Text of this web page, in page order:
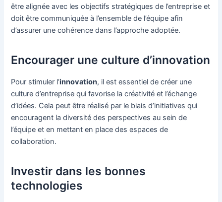
être alignée avec les objectifs stratégiques de l’entreprise et
doit être communiquée à l’ensemble de l’équipe afin
d’assurer une cohérence dans l’approche adoptée.
Encourager une culture d’innovation
Pour stimuler l’innovation, il est essentiel de créer une
culture d’entreprise qui favorise la créativité et l’échange
d’idées. Cela peut être réalisé par le biais d’initiatives qui
encouragent la diversité des perspectives au sein de
l’équipe et en mettant en place des espaces de
collaboration.
Investir dans les bonnes
technologies